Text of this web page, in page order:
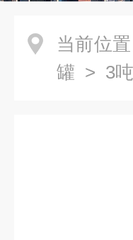
当前位置
罐 > 3